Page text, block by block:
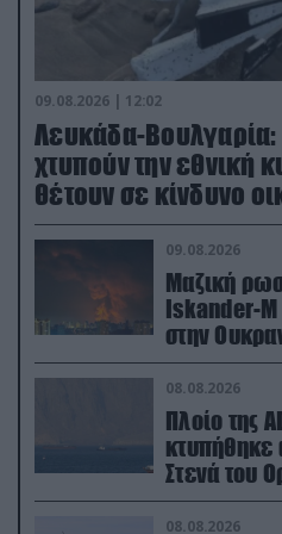
09.08.2026 | 12:02
Λευκάδα-
χτυπούν την εθνική
θέτουν σε κίνδυνο
του ΝΑΤΟ
09.08.2026
Μαζική
Iskander-M
στην
08.08.2026
Πλοίο της
κτυπήθηκε
Στενά του
08.08.2026